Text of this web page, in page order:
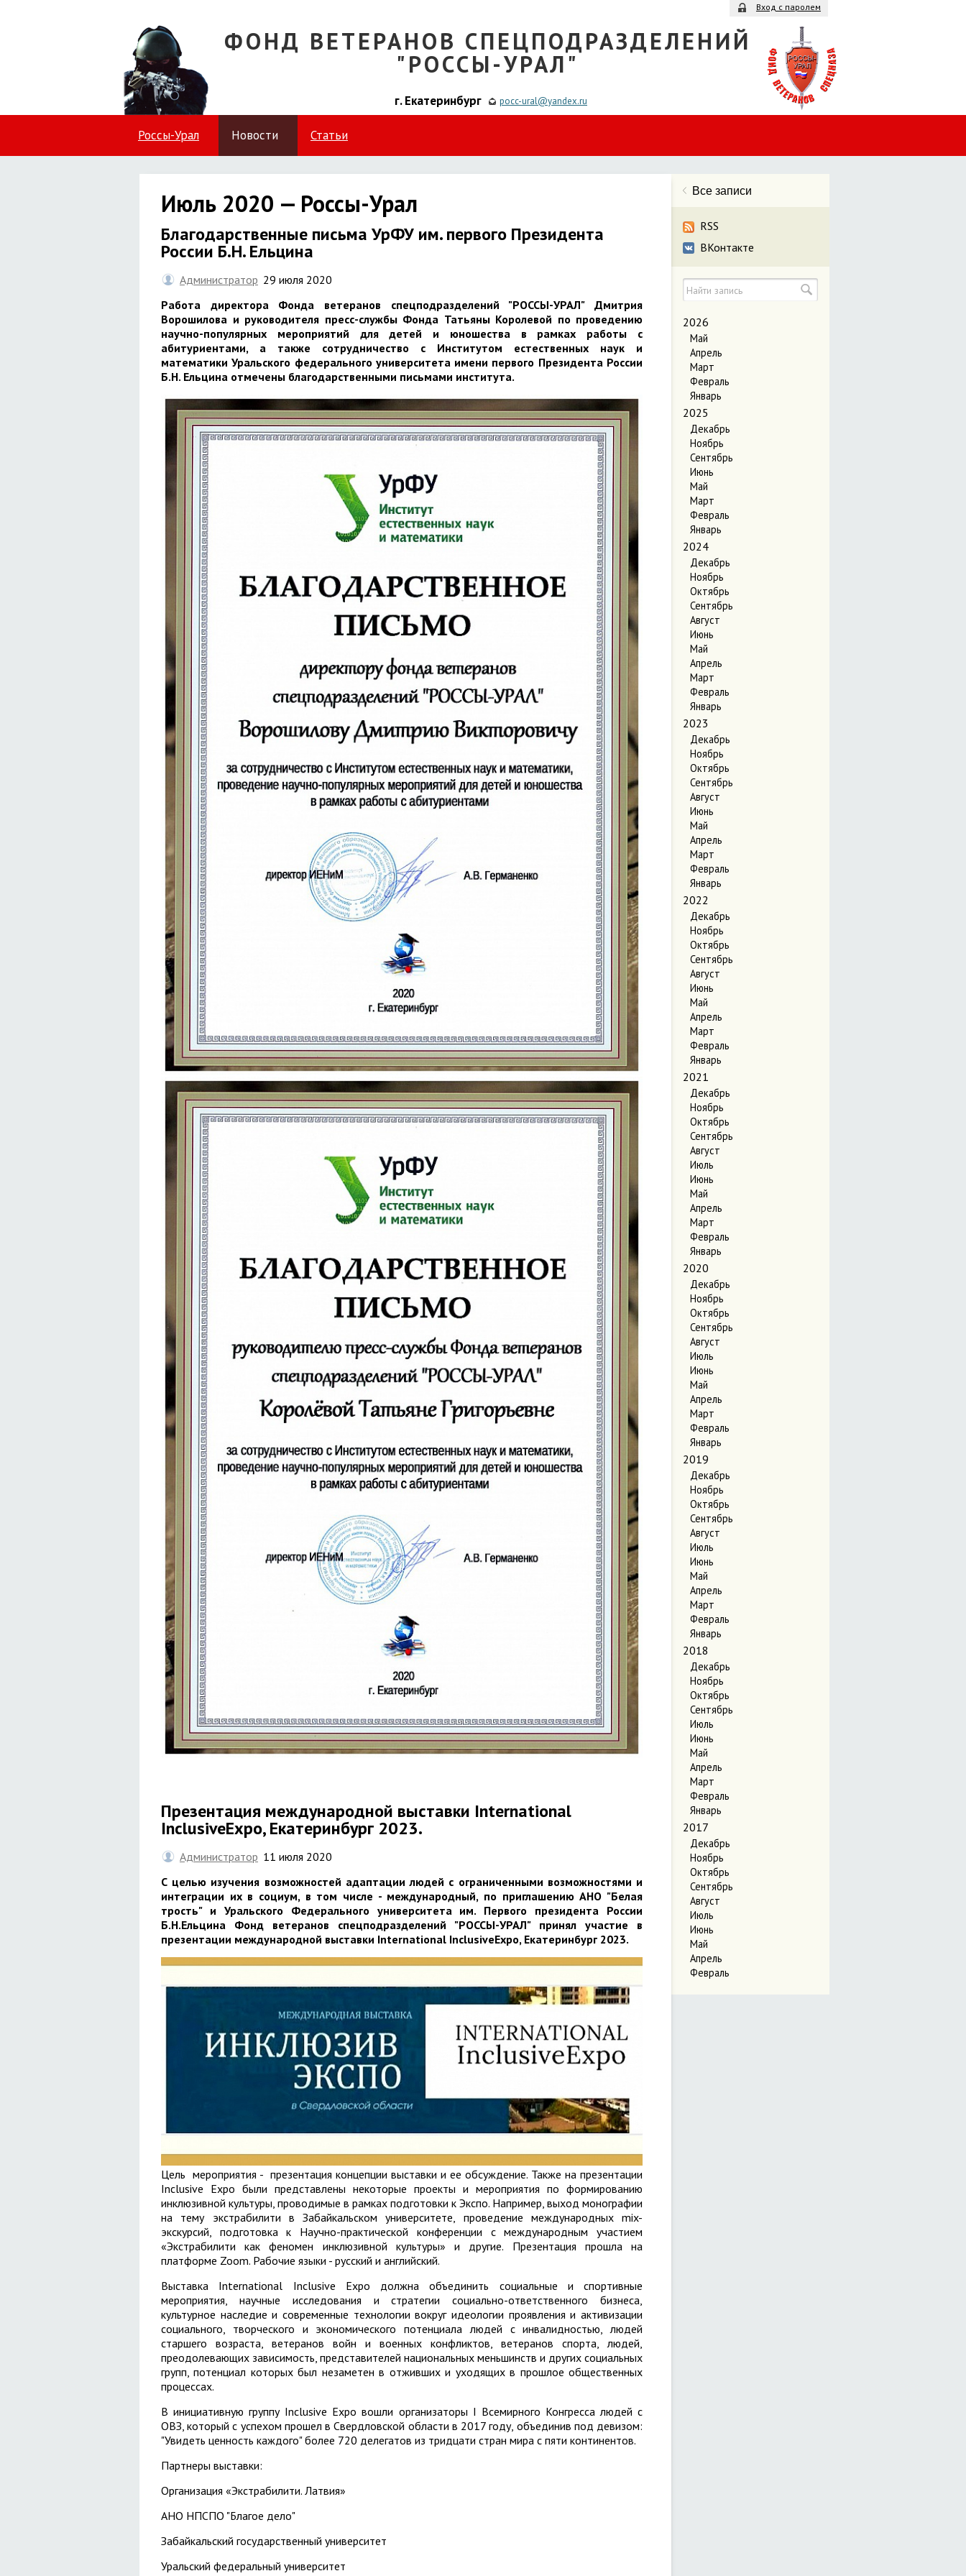
Вход с паролем
ФОНД ВЕТЕРАНОВ СПЕЦПОДРАЗДЕЛЕНИЙ
"РОССЫ-УРАЛ"
г. Екатеринбург pocc-ural@yandex.ru
Россы-Урал Новости Статьи
Все записи
RSS
ВКонтакте
2026
Май
Апрель
Март
Февраль
Январь
2025
Декабрь
Ноябрь
Сентябрь
Июнь
Май
Март
Февраль
Январь
2024
Декабрь
Ноябрь
Октябрь
Сентябрь
Август
Июнь
Май
Апрель
Март
Февраль
Январь
2023
Декабрь
Ноябрь
Октябрь
Сентябрь
Август
Июнь
Май
Апрель
Март
Февраль
Январь
2022
Декабрь
Ноябрь
Октябрь
Сентябрь
Август
Июнь
Май
Апрель
Март
Февраль
Январь
2021
Декабрь
Ноябрь
Октябрь
Сентябрь
Август
Июль
Июнь
Май
Апрель
Март
Февраль
Январь
2020
Декабрь
Ноябрь
Октябрь
Сентябрь
Август
Июль
Июнь
Май
Апрель
Март
Февраль
Январь
2019
Декабрь
Ноябрь
Октябрь
Сентябрь
Август
Июль
Июнь
Май
Апрель
Март
Февраль
Январь
2018
Декабрь
Ноябрь
Октябрь
Сентябрь
Июль
Июнь
Май
Апрель
Март
Февраль
Январь
2017
Декабрь
Ноябрь
Октябрь
Сентябрь
Август
Июль
Июнь
Май
Апрель
Февраль
Июль 2020 — Россы-Урал
Благодарственные письма УрФУ им. первого Президента
России Б.Н. Ельцина
Администратор 29 июля 2020
Работа директора Фонда ветеранов спецподразделений "РОССЫ-УРАЛ" Дмитрия
Ворошилова и руководителя пресс-службы Фонда Татьяны Королевой по проведению
научно-популярных мероприятий для детей и юношества в рамках работы с
абитуриентами, а также сотрудничество с Институтом естественных наук и
математики Уральского федерального университета имени первого Президента России
Б.Н. Ельцина отмечены благодарственными письмами института.
Презентация международной выставки International
InclusiveExpo, Екатеринбург 2023.
Администратор 11 июля 2020
С целью изучения возможностей адаптации людей с ограниченными возможностями и
интеграции их в социум, в том числе - международный, по приглашению АНО "Белая
трость" и Уральского Федерального университета им. Первого президента России
Б.Н.Ельцина Фонд ветеранов спецподразделений "РОССЫ-УРАЛ" принял участие в
презентации международной выставки International InclusiveExpo, Екатеринбург 2023.
Цель мероприятия - презентация концепции выставки и ее обсуждение. Также на презентации
Inclusive Expo были представлены некоторые проекты и мероприятия по формированию
инклюзивной культуры, проводимые в рамках подготовки к Экспо. Например, выход монографии
на тему экстрабилити в Забайкальском университете, проведение международных mix-
экскурсий, подготовка к Научно-практической конференции с международным участием
«Экстрабилити как феномен инклюзивной культуры» и другие. Презентация прошла на
платформе Zoom. Рабочие языки - русский и английский.
Выставка International Inclusive Expo должна объединить социальные и спортивные
мероприятия, научные исследования и стратегии социально-ответственного бизнеса,
культурное наследие и современные технологии вокруг идеологии проявления и активизации
социального, творческого и экономического потенциала людей с инвалидностью, людей
старшего возраста, ветеранов войн и военных конфликтов, ветеранов спорта, людей,
преодолевающих зависимость, представителей национальных меньшинств и других социальных
групп, потенциал которых был незаметен в отживших и уходящих в прошлое общественных
процессах.
В инициативную группу Inclusive Expo вошли организаторы I Всемирного Конгресса людей с
ОВЗ, который с успехом прошел в Свердловской области в 2017 году, объединив под девизом:
"Увидеть ценность каждого" более 720 делегатов из тридцати стран мира с пяти континентов.
Партнеры выставки:
Организация «Экстрабилити. Латвия»
АНО НПСПО "Благое дело"
Забайкальский государственный университет
Уральский федеральный университет